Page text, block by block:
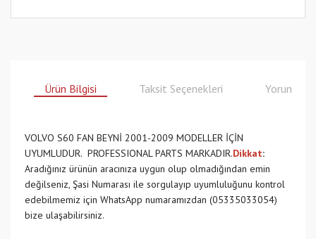
Ürün Bilgisi Taksit Seçenekleri Yorumlar
VOLVO S60 FAN BEYNİ 2001-2009 MODELLER İÇİN
UYUMLUDUR. PROFESSIONAL PARTS MARKADIR.Dikkat:
Aradığınız ürünün aracınıza uygun olup olmadığından emin
değilseniz, Şasi Numarası ile sorgulayıp uyumluluğunu kontrol
edebilmemiz için WhatsApp numaramızdan (05335033054)
bize ulaşabilirsiniz.